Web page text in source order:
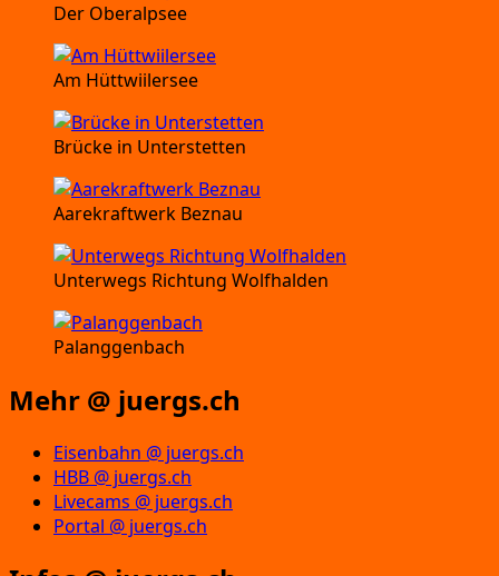
Der Oberalpsee
Am Hüttwiilersee
Brücke in Unterstetten
Aarekraftwerk Beznau
Unterwegs Richtung Wolfhalden
Palanggenbach
Mehr @ juergs.ch
Eisenbahn @ juergs.ch
HBB @ juergs.ch
Livecams @ juergs.ch
Portal @ juergs.ch